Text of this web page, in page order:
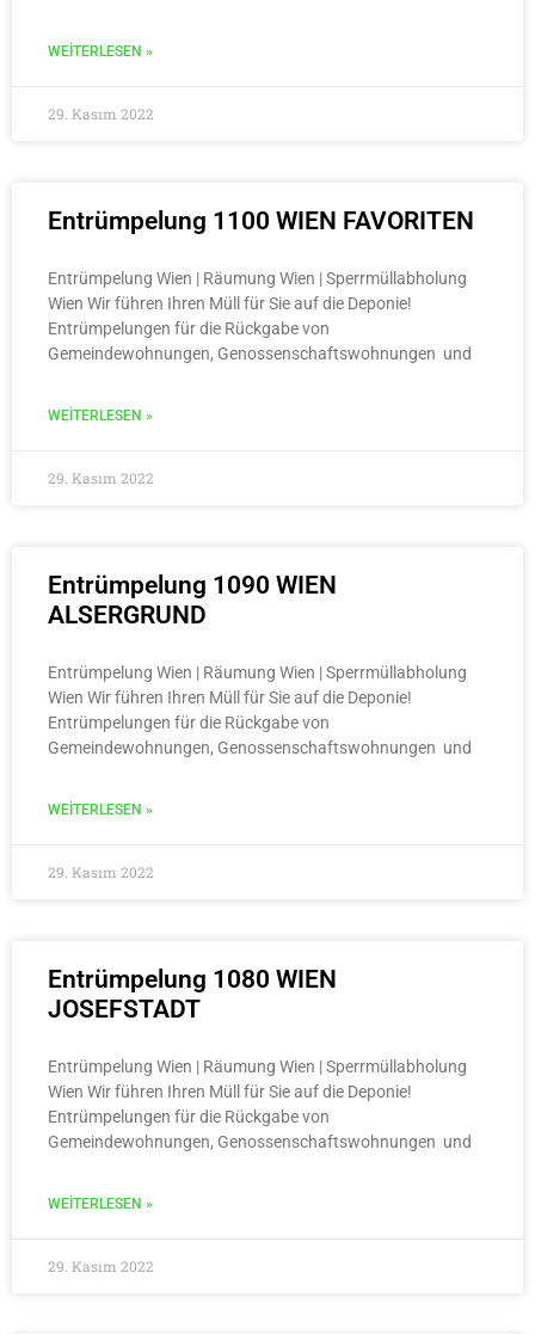
WEITERLESEN »
29. Kasım 2022
Entrümpelung 1100 WIEN FAVORITEN
Entrümpelung Wien | Räumung Wien | Sperrmüllabholung
Wien Wir führen Ihren Müll für Sie auf die Deponie!
Entrümpelungen für die Rückgabe von
Gemeindewohnungen, Genossenschaftswohnungen und
WEITERLESEN »
29. Kasım 2022
Entrümpelung 1090 WIEN
ALSERGRUND
Entrümpelung Wien | Räumung Wien | Sperrmüllabholung
Wien Wir führen Ihren Müll für Sie auf die Deponie!
Entrümpelungen für die Rückgabe von
Gemeindewohnungen, Genossenschaftswohnungen und
WEITERLESEN »
29. Kasım 2022
Entrümpelung 1080 WIEN
JOSEFSTADT
Entrümpelung Wien | Räumung Wien | Sperrmüllabholung
Wien Wir führen Ihren Müll für Sie auf die Deponie!
Entrümpelungen für die Rückgabe von
Gemeindewohnungen, Genossenschaftswohnungen und
WEITERLESEN »
29. Kasım 2022